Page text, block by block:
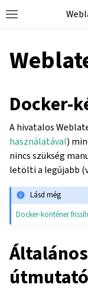
Docker-
A hivatalos
használatával)
nincs szükség
letölti a legújabb
Lásd még
Docker-konténer
útmutató